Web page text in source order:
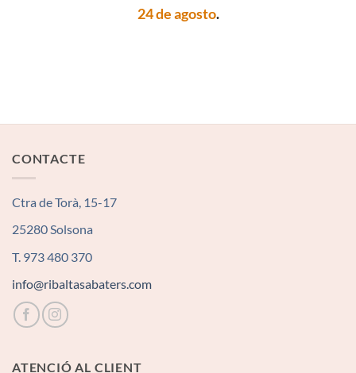
24 de agosto.
CONTACTE
Ctra de Torà, 15-17
25280 Solsona
T. 973 480 370
info@ribaltasabaters.com
ATENCIÓ AL CLIENT